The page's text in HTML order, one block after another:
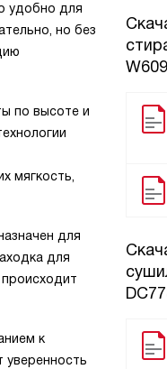
удобно для
но без
по высоте и
мягкость,
для
для
к
уверенность